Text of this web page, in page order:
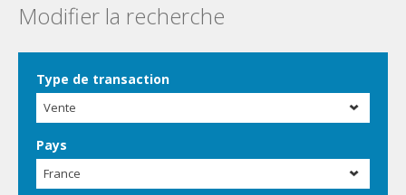
Modifier la recherche
Type de transaction
Vente
Pays
France